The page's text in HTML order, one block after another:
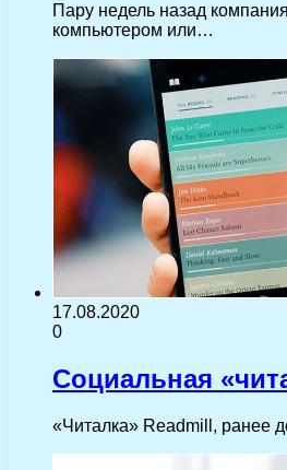
Пару недель назад
компьютером или…
17.08.2020
0
Социальная
«Читалка» Readmill, ранее